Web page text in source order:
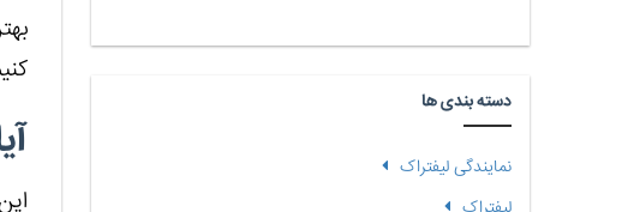
دسته بندی ها
نمایندگی لیفتراک